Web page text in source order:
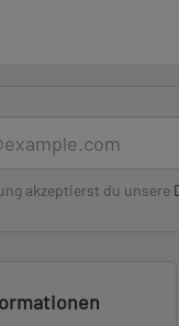
akzeptierst du unsere